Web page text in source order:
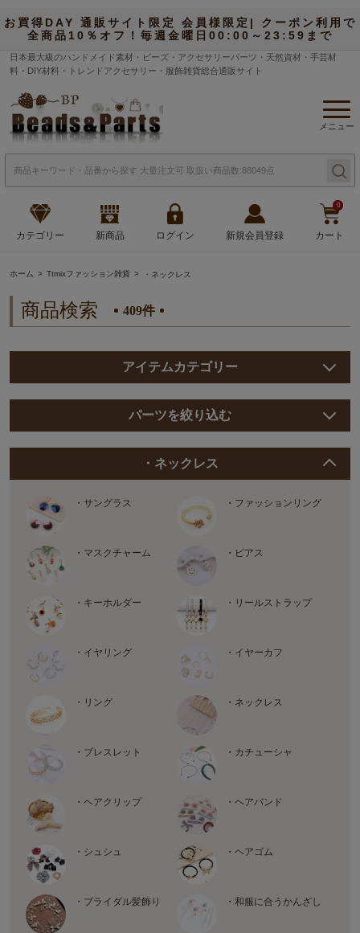
お買得DAY 通販サイト限定 会員様限定| クーポン利用で
全商品10％オフ！毎週金曜日00:00～23:59まで
日本最大級のハンドメイド素材・ビーズ・アクセサリーパーツ・天然資材・手芸材
料・DIY材料・トレンドアクセサリー・服飾雑貨総合通販サイト
メニュー
カテゴリー 新商品 ログイン 新規会員登録
0
カート
ホーム Ttmixファッション雑貨 ・ネックレス
商品検索 409件
アイテムカテゴリー
パーツを絞り込む
・ネックレス
・サングラス ・ファッションリング
・マスクチャーム ・ピアス
・キーホルダー ・リールストラップ
・イヤリング ・イヤーカフ
・リング ・ネックレス
・ブレスレット ・カチューシャ
・ヘアクリップ ・ヘアバンド
・シュシュ ・ヘアゴム
・ブライダル髪飾り ・和服に合うかんざし